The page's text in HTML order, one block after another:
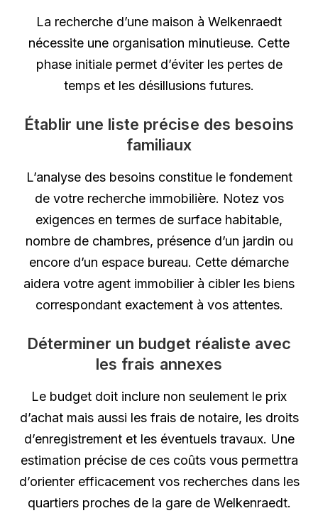
La recherche d’une maison à Welkenraedt
nécessite une organisation minutieuse. Cette
phase initiale permet d’éviter les pertes de
temps et les désillusions futures.
Établir une liste précise des besoins
familiaux
L’analyse des besoins constitue le fondement
de votre recherche immobilière. Notez vos
exigences en termes de surface habitable,
nombre de chambres, présence d’un jardin ou
encore d’un espace bureau. Cette démarche
aidera votre agent immobilier à cibler les biens
correspondant exactement à vos attentes.
Déterminer un budget réaliste avec
les frais annexes
Le budget doit inclure non seulement le prix
d’achat mais aussi les frais de notaire, les droits
d’enregistrement et les éventuels travaux. Une
estimation précise de ces coûts vous permettra
d’orienter efficacement vos recherches dans les
quartiers proches de la gare de Welkenraedt.